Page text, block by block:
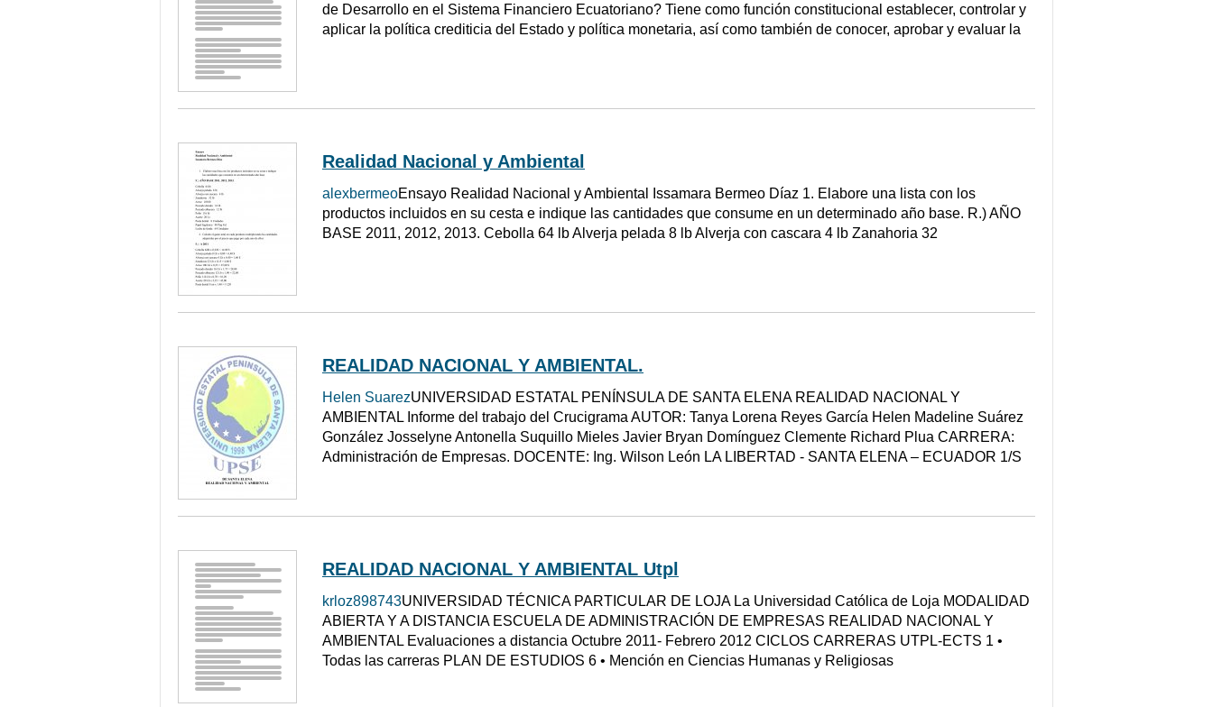
de Desarrollo en el Sistema Financiero Ecuatoriano? Tiene como función constitucional establecer, controlar y
aplicar la política crediticia del Estado y política monetaria, así como también de conocer, aprobar y evaluar la
Realidad Nacional y Ambiental
alexbermeoEnsayo Realidad Nacional y Ambiental Issamara Bermeo Díaz 1. Elabore una lista con los
productos incluidos en su cesta e indique las cantidades que consume en un determinado año base. R.) AÑO
BASE 2011, 2012, 2013. Cebolla 64 lb Alverja pelada 8 lb Alverja con cascara 4 lb Zanahoria 32
REALIDAD NACIONAL Y AMBIENTAL.
Helen SuarezUNIVERSIDAD ESTATAL PENÍNSULA DE SANTA ELENA REALIDAD NACIONAL Y
AMBIENTAL Informe del trabajo del Crucigrama AUTOR: Tanya Lorena Reyes García Helen Madeline Suárez
González Josselyne Antonella Suquillo Mieles Javier Bryan Domínguez Clemente Richard Plua CARRERA:
Administración de Empresas. DOCENTE: Ing. Wilson León LA LIBERTAD - SANTA ELENA – ECUADOR 1/S
REALIDAD NACIONAL Y AMBIENTAL Utpl
krloz898743UNIVERSIDAD TÉCNICA PARTICULAR DE LOJA La Universidad Católica de Loja MODALIDAD
ABIERTA Y A DISTANCIA ESCUELA DE ADMINISTRACIÓN DE EMPRESAS REALIDAD NACIONAL Y
AMBIENTAL Evaluaciones a distancia Octubre 2011- Febrero 2012 CICLOS CARRERAS UTPL-ECTS 1 •
Todas las carreras PLAN DE ESTUDIOS 6 • Mención en Ciencias Humanas y Religiosas